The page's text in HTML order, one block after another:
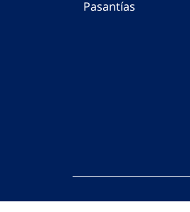
Pasantías